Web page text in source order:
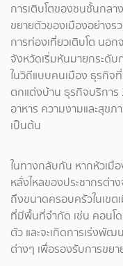
การเติบโตของชนชั้นกลา
ขยายตัวของเมืองอย่างร
การท่องเที่ยวเติบโต นอ
จังหวัดเริ่มหันมายกระดับ
ในวิถีแบบคนเมือง ธุรกิจ
ตกแต่งบ้าน ธุรกิจบริการ
อาหาร ความงามและสุขภ
เป็นต้น
ในทางกลับกัน หากหัวเมือ
หลั่งไหลของประชากรต่า
ถึงขนาดครอบครัวในเขต
ที่มีพื้นที่จำกัด เช่น คอนโด
ตัว และจะเกิดการเร่งพั
ต่างๆ เพื่อรองรับการขย